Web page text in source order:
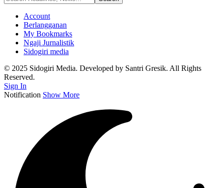
Account
Berlangganan
My Bookmarks
Ngaji Jurnalistik
Sidogiri media
© 2025 Sidogiri Media. Developed by Santri Gresik. All Rights
Reserved.
Sign In
Notification Show More